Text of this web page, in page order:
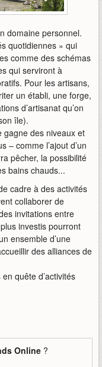
domaine personnel.
quotidiennes » qui
comme des schémas
qui serviront à
Pour les artisans,
un établi, une forge,
d’artisanat qu’on
île).
gagne des niveaux et
– comme l’ajout d’un
pêcher, la possibilité
bains chauds...
cadre à des activités
collaborer de
invitations entre
investis pourront
ensemble d’une
des alliances de
quête d’activités
Online ?